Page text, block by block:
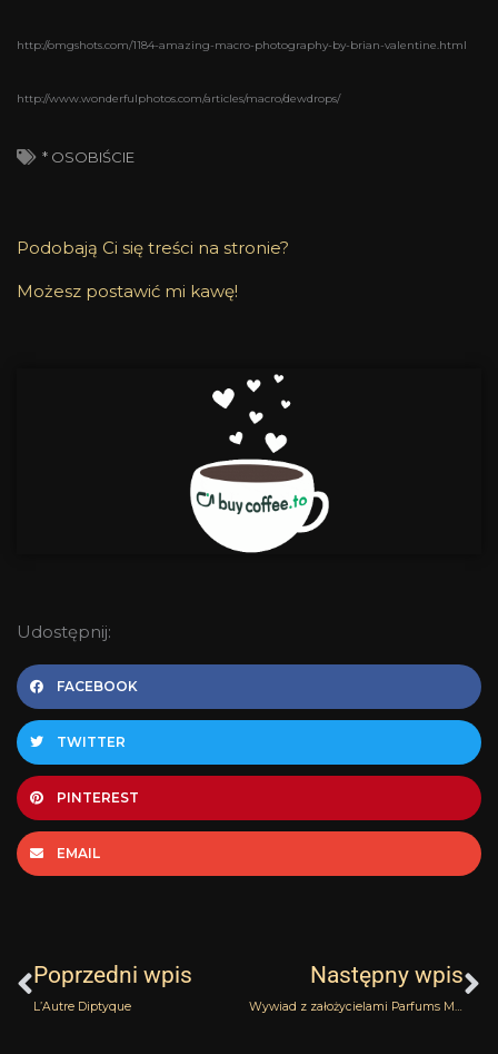
http://omgshots.com/1184-amazing-macro-photography-by-brian-valentine.html
http://www.wonderfulphotos.com/articles/macro/dewdrops/
* OSOBIŚCIE
Podobają Ci się treści na stronie?
Możesz postawić mi kawę!
Udostępnij:
FACEBOOK
TWITTER
PINTEREST
EMAIL
Poprzedni wpis
L’Autre Diptyque
Następny wpis
Wywiad z założycielami Parfums M. Micallef cz.3